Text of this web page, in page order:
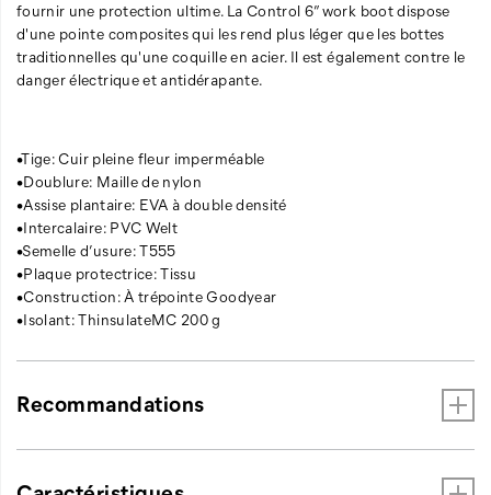
fournir une protection ultime. La Control 6” work boot dispose
d'une pointe composites qui les rend plus léger que les bottes
traditionnelles qu'une coquille en acier. Il est également contre le
danger électrique et antidérapante.
•Tige: Cuir pleine fleur imperméable
•Doublure: Maille de nylon
•Assise plantaire: EVA à double densité
•Intercalaire: PVC Welt
•Semelle d’usure: T555
•Plaque protectrice: Tissu
•Construction: À trépointe Goodyear
•Isolant: ThinsulateMC 200 g
Recommandations